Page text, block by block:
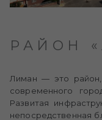
РАЙОН
Лиман — это
современного
Развитая
непосредственная